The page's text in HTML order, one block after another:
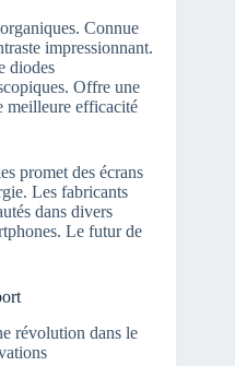
Connue
impressionnant.
diodes
Offre une
meilleure efficacité
promet des écrans
Les fabricants
dans divers
Le futur de
révolution dans le